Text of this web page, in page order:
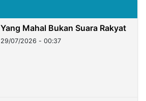
Yang Mahal Bukan Suara Rakyat
29/07/2026 - 00:37